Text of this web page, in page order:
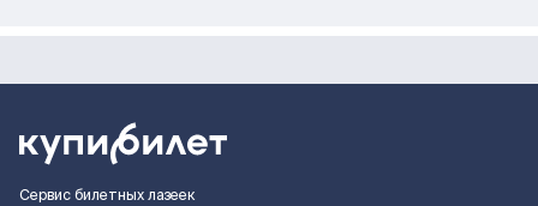
Сервис билетных лазеек